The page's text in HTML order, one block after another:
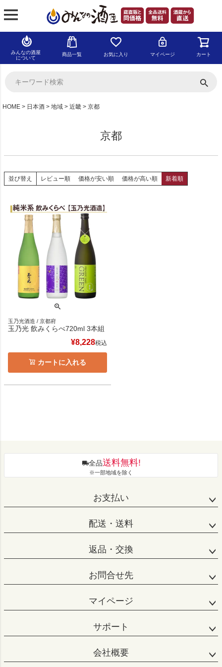
みんなの酒屋
について
商品一覧 お気に入り マイページ カート
HOME 日本酒 地域 近畿 京都
京都
並び替え レビュー順 価格が安い順 価格が高い順 新着順
玉乃光酒造 / 京都府
玉乃光 飲みくらべ720ml 3本組
¥8,228税込
カートに入れる
全品送料無料!
※一部地域を除く
お支払い
配送・送料
返品・交換
お問合せ先
マイページ
サポート
会社概要